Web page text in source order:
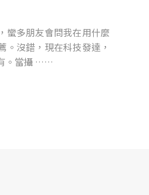
蠻多朋友會問我在用什麼
。沒錯，現在科技發達，
。當攝 ……